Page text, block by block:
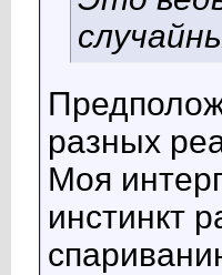
разных
Моя
инстинкт